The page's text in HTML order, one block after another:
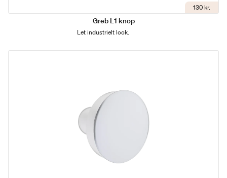
130 kr.
Greb L1 knop
Let industrielt look.